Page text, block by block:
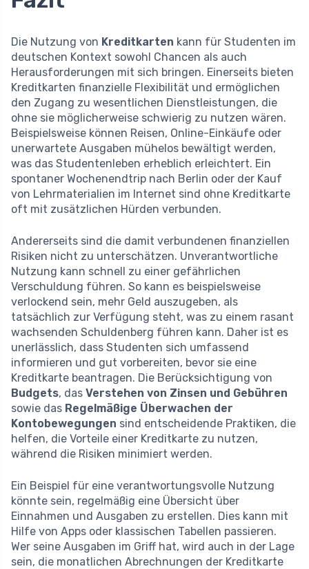
Die Nutzung von Kreditkarten kann für Studenten im
deutschen Kontext sowohl Chancen als auch
Herausforderungen mit sich bringen. Einerseits bieten
Kreditkarten finanzielle Flexibilität und ermöglichen
den Zugang zu wesentlichen Dienstleistungen, die
ohne sie möglicherweise schwierig zu nutzen wären.
Beispielsweise können Reisen, Online-Einkäufe oder
unerwartete Ausgaben mühelos bewältigt werden,
was das Studentenleben erheblich erleichtert. Ein
spontaner Wochenendtrip nach Berlin oder der Kauf
von Lehrmaterialien im Internet sind ohne Kreditkarte
oft mit zusätzlichen Hürden verbunden.
Andererseits sind die damit verbundenen finanziellen
Risiken nicht zu unterschätzen. Unverantwortliche
Nutzung kann schnell zu einer gefährlichen
Verschuldung führen. So kann es beispielsweise
verlockend sein, mehr Geld auszugeben, als
tatsächlich zur Verfügung steht, was zu einem rasant
wachsenden Schuldenberg führen kann. Daher ist es
unerlässlich, dass Studenten sich umfassend
informieren und gut vorbereiten, bevor sie eine
Kreditkarte beantragen. Die Berücksichtigung von
Budgets, das Verstehen von Zinsen und Gebühren
sowie das Regelmäßige Überwachen der
Kontobewegungen sind entscheidende Praktiken, die
helfen, die Vorteile einer Kreditkarte zu nutzen,
während die Risiken minimiert werden.
Ein Beispiel für eine verantwortungsvolle Nutzung
könnte sein, regelmäßig eine Übersicht über
Einnahmen und Ausgaben zu erstellen. Dies kann mit
Hilfe von Apps oder klassischen Tabellen passieren.
Wer seine Ausgaben im Griff hat, wird auch in der Lage
sein, die monatlichen Abrechnungen der Kreditkarte